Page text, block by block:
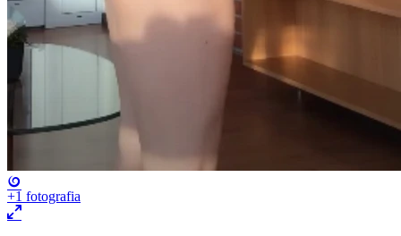
+1 fotografia